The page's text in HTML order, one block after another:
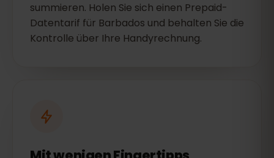
summieren. Holen Sie sich einen Prepaid-
Datentarif für Barbados und behalten Sie die
Kontrolle über Ihre Handyrechnung.